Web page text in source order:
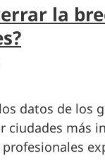
la
datos de los
ciudades más